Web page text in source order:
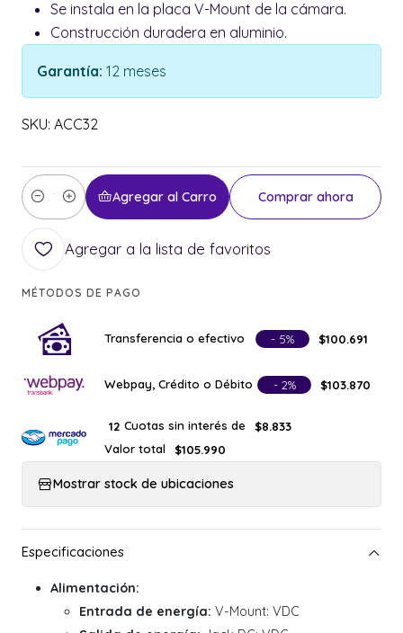
Se instala en la placa V-Mount de la cámara.
Construcción duradera en aluminio.
Garantía: 12 meses
SKU: ACC32
Cantidad
Agregar al Carro Comprar ahora
Agregar a la lista de favoritos
MÉTODOS DE PAGO
Transferencia o efectivo - 5% $100.691
Webpay, Crédito o Débito - 2% $103.870
12 Cuotas sin interés de
$8.833
Valor total
$105.990
Mostrar stock de ubicaciones
Alimentación:
Entrada de energía: V-Mount: VDC